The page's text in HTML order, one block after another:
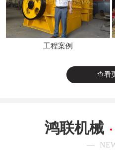
工程案例
查看
鸿联机械